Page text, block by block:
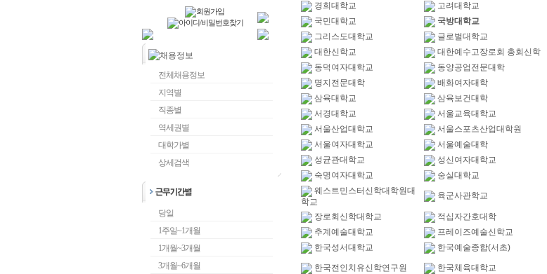
전체채용정보
지역별
직종별
역세권별
대학가별
상세검색
당일
1주일~1개월
1개월~3개월
3개월~6개월
경희대학교
고려대학교
국민대학교
국방대학교
그리스도대학교
글로벌대학교
대한신학교
대한예수고장로회 총회신학
동덕여자대학교
동양공업전문대학
명지전문대학
배화여자대학
삼육대학교
삼육보건대학
서경대학교
서울교육대학교
서울산업대학교
서울스포츠산업대학원
서울여자대학교
서울예술대학
성균관대학교
성신여자대학교
숙명여자대학교
숭실대학교
웨스트민스터신학대학원대
학교
육군사관학교
장로회신학대학교 적십자간호대학
추계예술대학교
프레이즈예술신학교
한국성서대학교
한국예술종합(서초)
한국전인치유신학연구원 한국체육대학교